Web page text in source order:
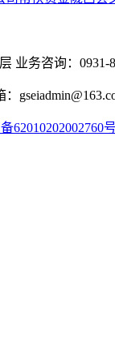
业务咨询：0931-
62010202002760号